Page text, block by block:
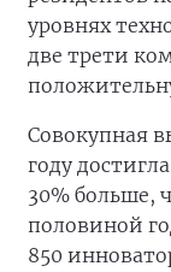
уровнях
две трети
Совокупная
году
30% больше,
половиной
850